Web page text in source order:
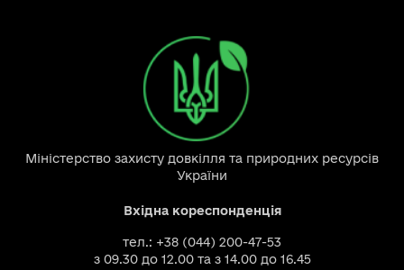
Міністерство захисту довкілля та природних ресурсів
України
Вхідна кореспонденція
тел.: +38 (044) 200-47-53
з 09.30 до 12.00 та з 14.00 до 16.45